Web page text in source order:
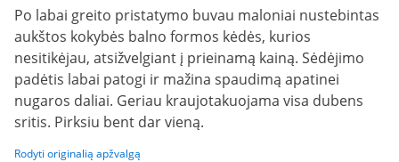
Po labai greito pristatymo buvau maloniai nustebintas
aukštos kokybės balno formos kėdės, kurios
nesitikėjau, atsižvelgiant į prieinamą kainą. Sėdėjimo
padėtis labai patogi ir mažina spaudimą apatinei
nugaros daliai. Geriau kraujotakuojama visa dubens
sritis. Pirksiu bent dar vieną.
Rodyti originalią apžvalgą